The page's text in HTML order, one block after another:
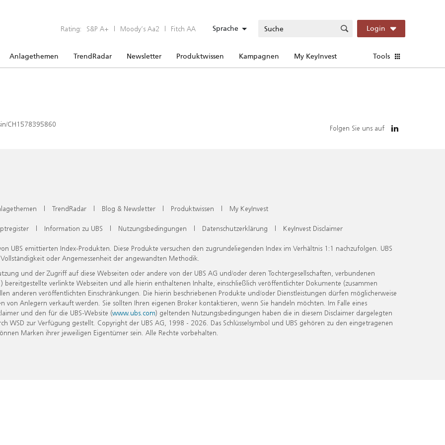
Rating: S&P A+ | Moody’s Aa2 | Fitch AA Sprache Login
Anlagethemen TrendRadar Newsletter Produktwissen Kampagnen My KeyInvest Tools
CH1578395860 Folgen Sie uns auf
| TrendRadar | Blog & Newsletter | Produktwissen | My KeyInvest
| Information zu UBS | Nutzungsbedingungen | Datenschutzerklärung | KeyInvest Disclaimer
UBS emittierten Index-Produkten. Diese Produkte versuchen den zugrundeliegenden Index im Verhältnis 1:1 nachzufolgen. UBS
oder Angemessenheit der angewandten Methodik.
und der Zugriff auf diese Webseiten oder andere von der UBS AG und/oder deren Tochtergesellschaften, verbundenen
verlinkte Webseiten und alle hierin enthaltenen Inhalte, einschließlich veröffentlichter Dokumente (zusammen
anderen veröffentlichten Einschränkungen. Die hierin beschriebenen Produkte und/oder Dienstleistungen dürfen möglicherweise
Anlegern verkauft werden. Sie sollten Ihren eigenen Broker kontaktieren, wenn Sie handeln möchten. Im Falle eines
und den für die UBS-Website (www.ubs.com) geltenden Nutzungsbedingungen haben die in diesem Disclaimer dargelegten
zur Verfügung gestellt. Copyright der UBS AG, 1998 - 2026. Das Schlüsselsymbol und UBS gehören zu den eingetragenen
Marken ihrer jeweiligen Eigentümer sein. Alle Rechte vorbehalten.